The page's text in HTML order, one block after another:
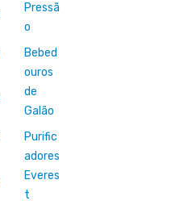
Pressã
o
Bebed
ouros
de
Galão
Purific
adores
Everes
t